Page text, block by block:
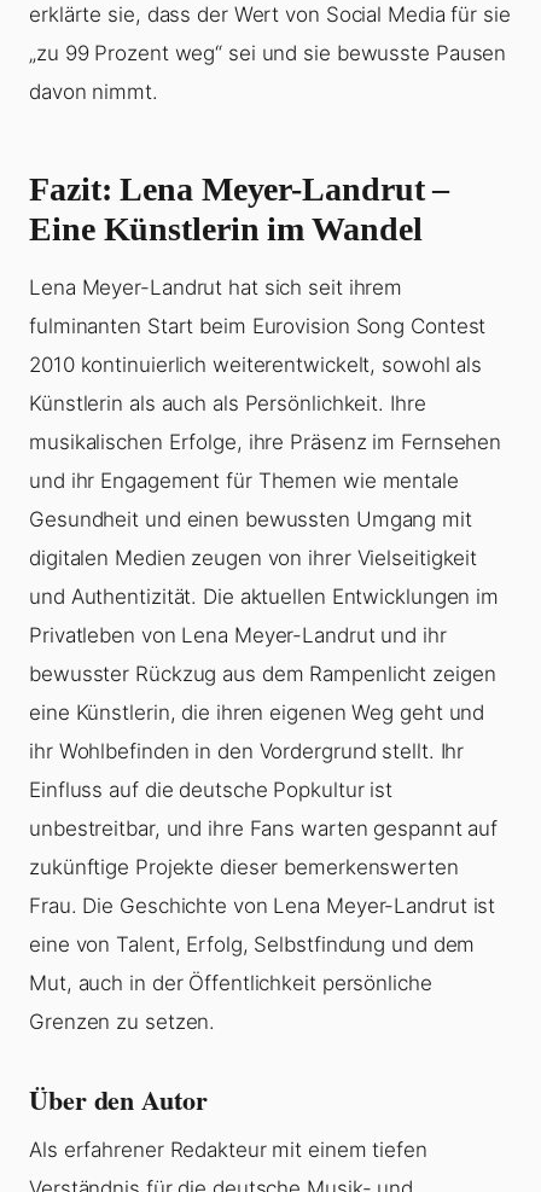
erklärte sie, dass der Wert von Social Media für sie
„zu 99 Prozent weg“ sei und sie bewusste Pausen
davon nimmt.
Fazit: Lena Meyer-Landrut –
Eine Künstlerin im Wandel
Lena Meyer-Landrut hat sich seit ihrem
fulminanten Start beim Eurovision Song Contest
2010 kontinuierlich weiterentwickelt, sowohl als
Künstlerin als auch als Persönlichkeit. Ihre
musikalischen Erfolge, ihre Präsenz im Fernsehen
und ihr Engagement für Themen wie mentale
Gesundheit und einen bewussten Umgang mit
digitalen Medien zeugen von ihrer Vielseitigkeit
und Authentizität. Die aktuellen Entwicklungen im
Privatleben von Lena Meyer-Landrut und ihr
bewusster Rückzug aus dem Rampenlicht zeigen
eine Künstlerin, die ihren eigenen Weg geht und
ihr Wohlbefinden in den Vordergrund stellt. Ihr
Einfluss auf die deutsche Popkultur ist
unbestreitbar, und ihre Fans warten gespannt auf
zukünftige Projekte dieser bemerkenswerten
Frau. Die Geschichte von Lena Meyer-Landrut ist
eine von Talent, Erfolg, Selbstfindung und dem
Mut, auch in der Öffentlichkeit persönliche
Grenzen zu setzen.
Über den Autor
Als erfahrener Redakteur mit einem tiefen